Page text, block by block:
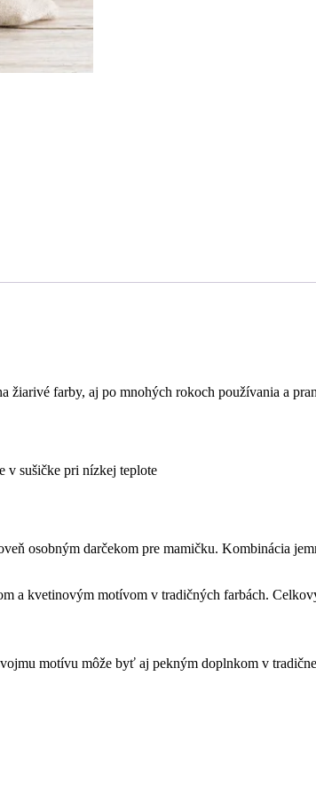
žiarivé farby, aj po mnohých rokoch používania a
v sušičke pri nízkej teplote
osobným darčekom pre mamičku. Kombinácia
a kvetinovým motívom v tradičných farbách.
motívu môže byť aj pekným doplnkom v